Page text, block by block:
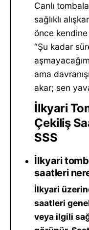
Canlı
sağlıklı
önce kendine
“Şu kadar
ama
akar; sen
İlkyari
Çekiliş
SSS
İlkyari
saatleri
İlkyari
saatleri
veya ilgili